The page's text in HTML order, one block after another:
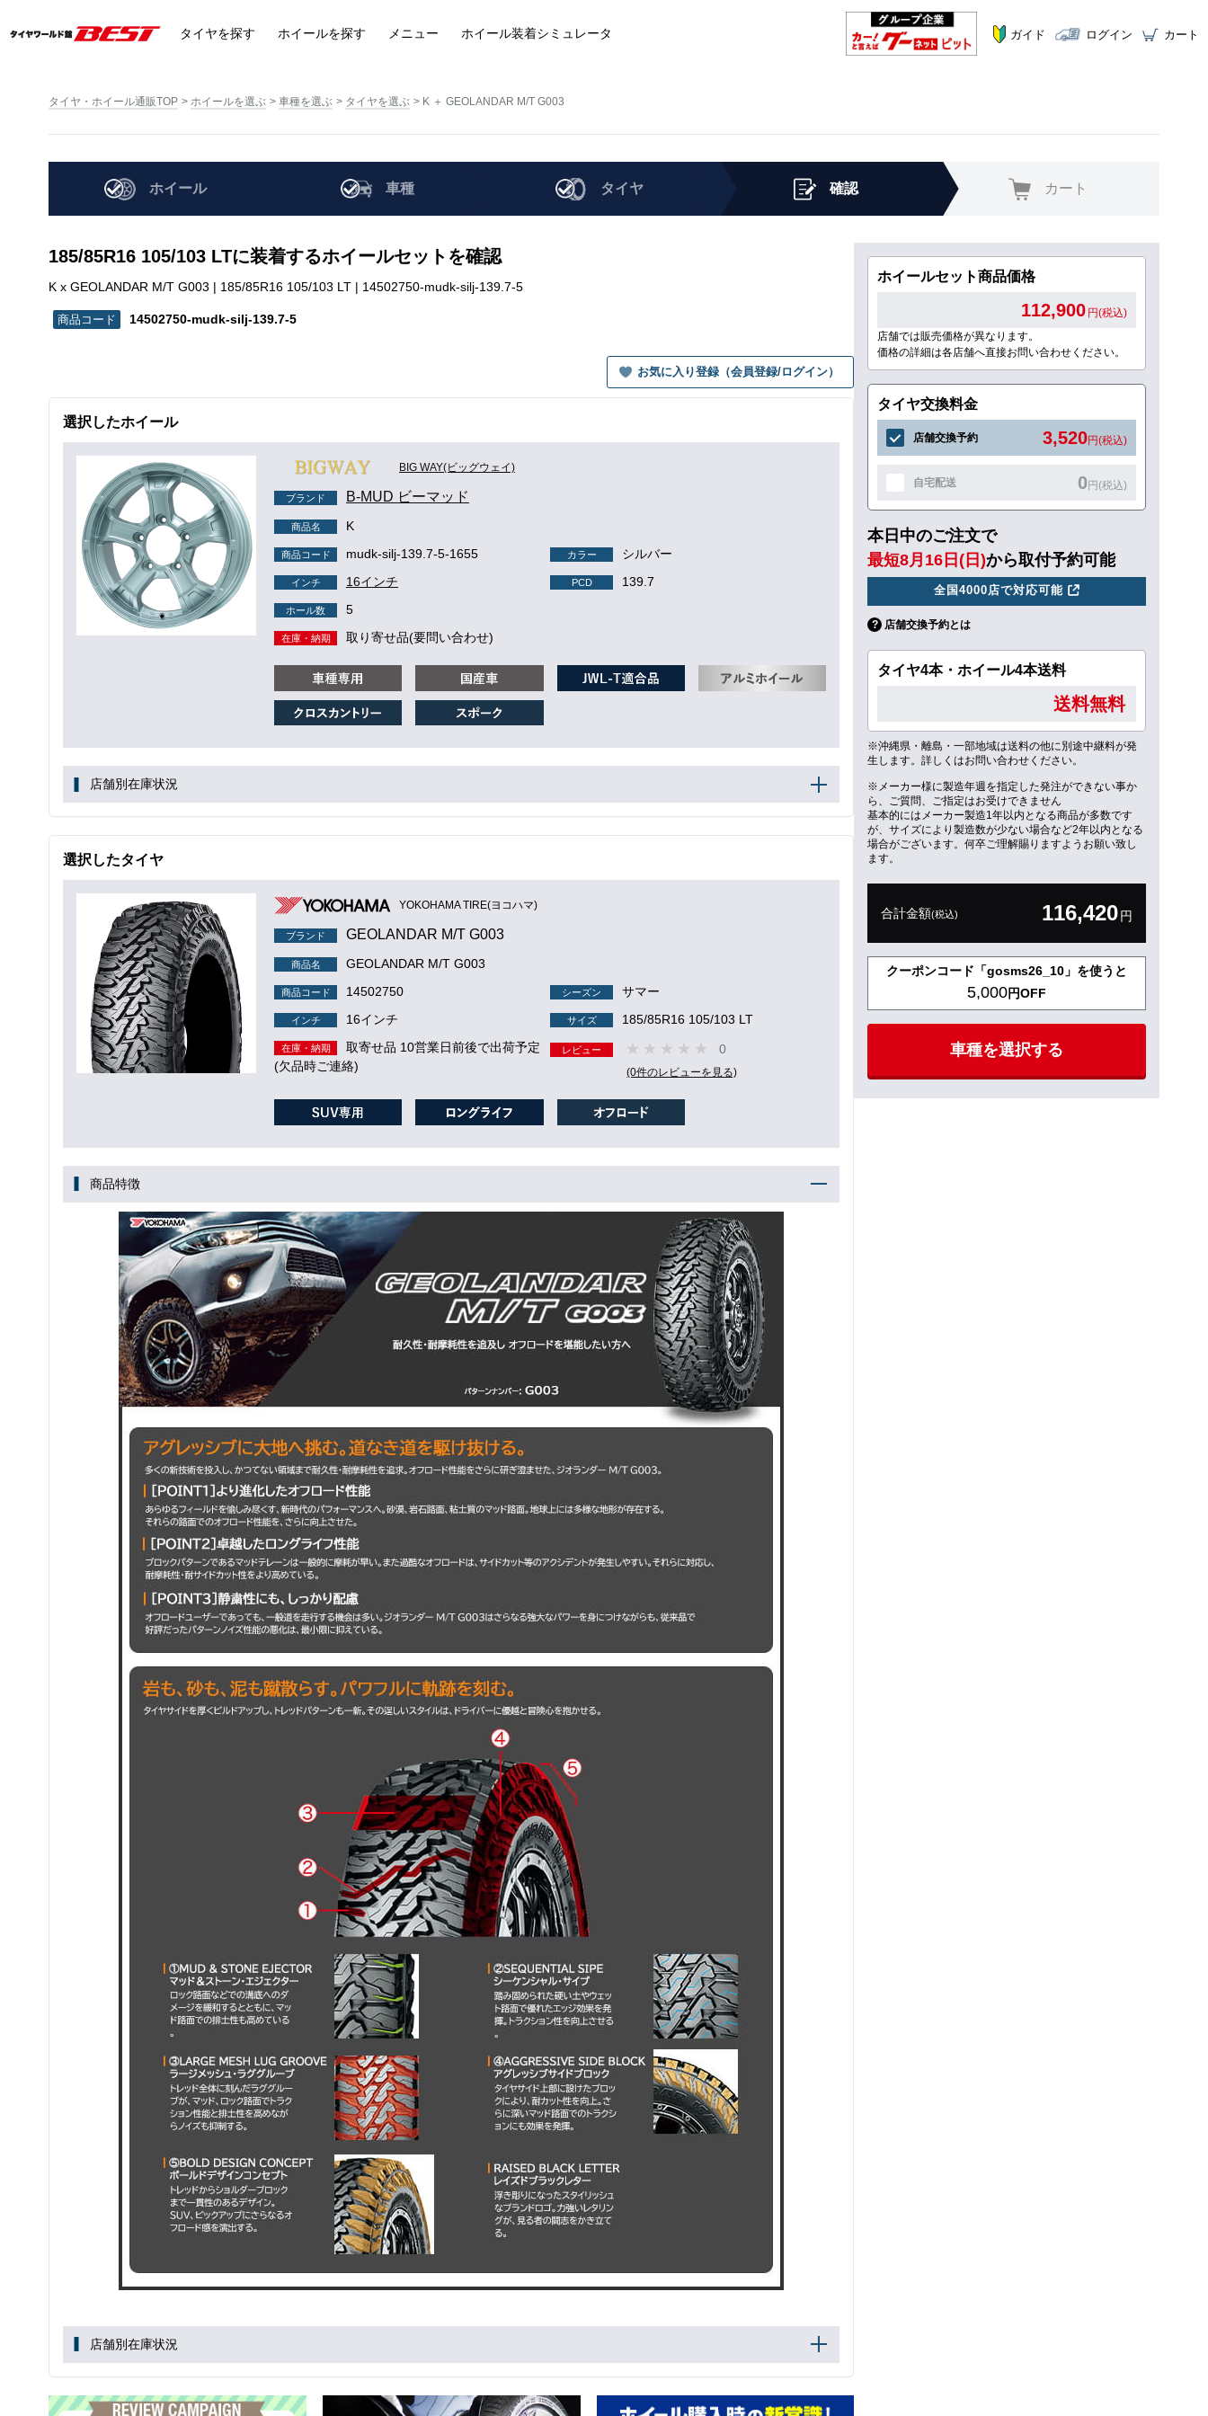
タイヤを探す ホイールを探す メニュー ホイール装着シミュレータ ガイド ログイン カート
タイヤ・ホイール通販TOP ホイールを選ぶ 車種を選ぶ タイヤを選ぶ K ＋ GEOLANDAR M/T G003
ホイール 車種 タイヤ 確認 カート
185/85R16 105/103 LTに装着するホイールセットを確認
K x GEOLANDAR M/T G003 | 185/85R16 105/103 LT | 14502750-mudk-silj-139.7-5
14502750-mudk-silj-139.7-5
お気に入り登録（会員登録/ログイン）
選択したホイール
BIG WAY(ビッグウェイ)
ブランド B-MUD ビーマッド
商品名 K
商品コード mudk-silj-139.7-5-1655 カラー シルバー
インチ 16インチ PCD 139.7
ホール数 5
在庫・納期 取り寄せ品(要問い合わせ)
店舗別在庫状況
選択したタイヤ
YOKOHAMA TIRE(ヨコハマ)
ブランド GEOLANDAR M/T G003
商品名 GEOLANDAR M/T G003
商品コード 14502750 シーズン サマー
インチ 16インチ サイズ 185/85R16 105/103 LT
在庫・納期
取寄せ品 10営業日前後で出荷予定
(欠品時ご連絡)
レビュー 0
(0件のレビューを見る)
商品特徴
店舗別在庫状況
ホイールセット商品価格
112,900 円(税込)
店舗では販売価格が異なります。
価格の詳細は各店舗へ直接お問い合わせください。
タイヤ交換料金
店舗交換予約 3,520円(税込)
自宅配送 0円(税込)
本日中のご注文で
最短8月16日(日)から取付予約可能
全国4000店で対応可能
店舗交換予約とは
タイヤ4本・ホイール4本送料
送料無料
※沖縄県・離島・一部地域は送料の他に別途中継料が発
生します。詳しくはお問い合わせください。
※メーカー様に製造年週を指定した発注ができない事か
ら、ご質問、ご指定はお受けできません
基本的にはメーカー製造1年以内となる商品が多数です
が、サイズにより製造数が少ない場合など2年以内となる
場合がございます。何卒ご理解賜りますようお願い致し
ます。
合計金額(税込) 116,420円
クーポンコード「gosms26_10」を使うと
5,000円OFF
車種を選択する